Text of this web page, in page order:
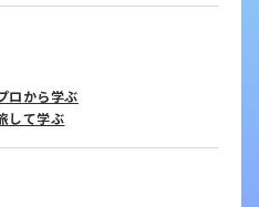
ロから学ぶ
して学ぶ